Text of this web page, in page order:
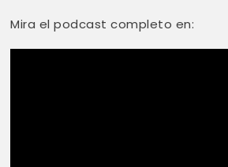
Mira el podcast completo en: